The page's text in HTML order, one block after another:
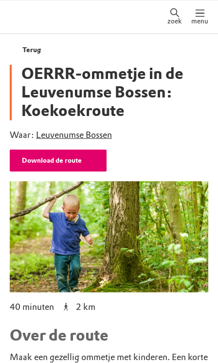
zoek menu
Terug
OERRR-ommetje in de
Leuvenumse Bossen:
Koekoekroute
Waar: Leuvenumse Bossen
Download de route
40 minuten 2 km
Over de route
Maak een gezellig ommetje met kinderen. Een korte